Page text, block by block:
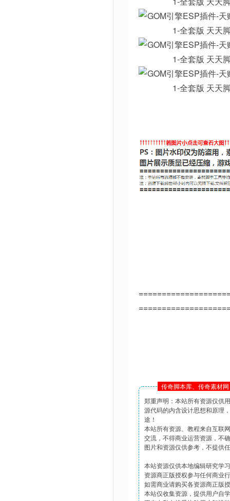
传奇脚本库、传奇素材
郑重声明：本站所有资源仅供
源代码的内含设计思想和原理
途！
本站所有资源、教程来自互联
交流，不得商业运营资源，不
图片和资源仅供参考，不提供
本站资源仅供本地编辑研究学
资源商正版授权参与任何商业
如需商业请购买各资源商正版
本站仅收集资源，提供用户自